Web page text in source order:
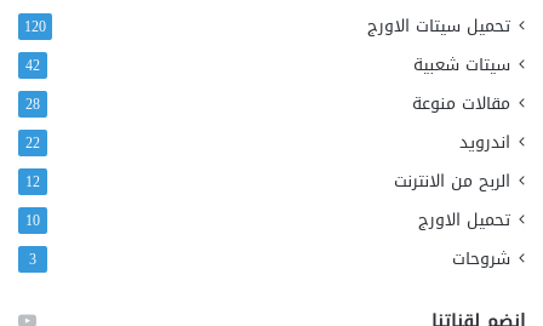
تحميل سيتات الاورج 120
سيتات شعبية 42
مقالات منوعة 28
اندرويد 22
الربح من الانترنت 12
تحميل الاورج 10
شروحات 3